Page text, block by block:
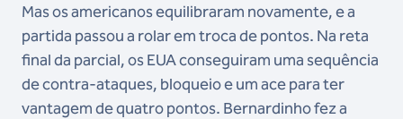
Mas os americanos equilibraram novamente, e a
partida passou a rolar em troca de pontos. Na reta
final da parcial, os EUA conseguiram uma sequência
de contra-ataques, bloqueio e um ace para ter
vantagem de quatro pontos. Bernardinho fez a